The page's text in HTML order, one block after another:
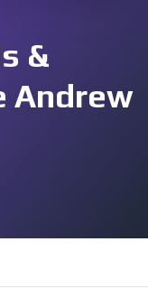
&
Andrew